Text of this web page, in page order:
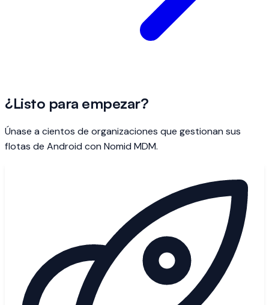
¿Listo para empezar?
Únase a cientos de organizaciones que gestionan sus
flotas de Android con Nomid MDM.